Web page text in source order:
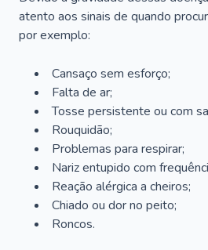
atento aos sinais de quando
por exemplo:
Cansaço sem esforço;
Falta de ar;
Tosse persistente ou com
Rouquidão;
Problemas para respirar;
Nariz entupido com
Reação alérgica a cheiros;
Chiado ou dor no peito;
Roncos.